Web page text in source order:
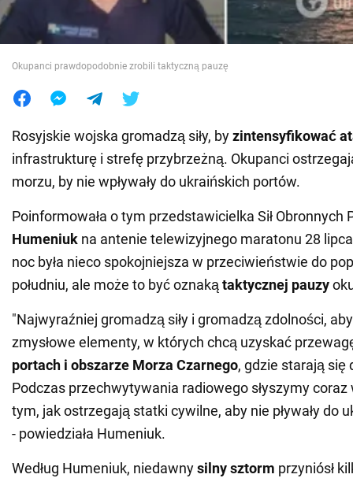
Jedzenie
Okupanci prawdopodobnie zrobili taktyczną pauzę
Rosyjskie wojska gromadzą siły, byzintensyfikować
infrastrukturę i strefę przybrzeżną. Okupanci
morzu, by nie wpływały do ukraińskich portów.
Poinformowała o tym przedstawicielka Sił Obronnych
Humeniuk na antenie telewizyjnego maratonu 28
noc była nieco spokojniejsza w przeciwieństwie do
południu, ale może to być oznakątaktycznej pauzy
"Najwyraźniej gromadzą siły i gromadzą zdolności,
zmysłowe elementy, w których chcą uzyskać
portach i obszarze Morza Czarnego, gdzie starają się
Podczas przechwytywania radiowego słyszymy
tym, jak ostrzegają statki cywilne, aby nie pływały do
- powiedziała Humeniuk.
Według Humeniuk, niedawnysilny sztorm przyniósł